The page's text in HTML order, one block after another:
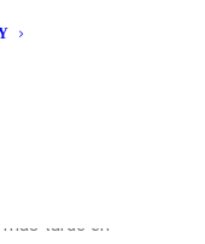
Con 8 años,
esbozos de
o de mi grupo
de poemas o
tarde en